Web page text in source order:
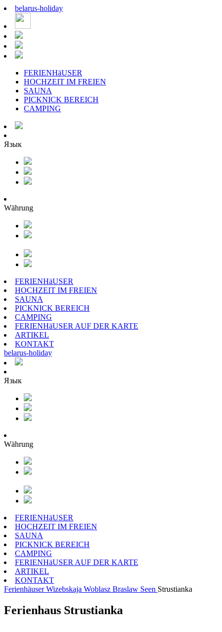
belarus-holiday
FERIENHäUSER
HOCHZEIT IM FREIEN
SAUNA
PICKNICK BEREICH
CAMPING
Язык
Währung
FERIENHäUSER
HOCHZEIT IM FREIEN
SAUNA
PICKNICK BEREICH
CAMPING
FERIENHäUSER AUF DER KARTE
ARTIKEL
KONTAKT
belarus-holiday
Язык
Währung
FERIENHäUSER
HOCHZEIT IM FREIEN
SAUNA
PICKNICK BEREICH
CAMPING
FERIENHäUSER AUF DER KARTE
ARTIKEL
KONTAKT
Ferienhäuser Wizebskaja Woblasz Braslaw Seen Strustianka
Ferienhaus Strustianka